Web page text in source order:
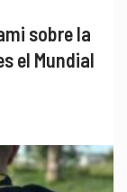
sobre la
el Mundial